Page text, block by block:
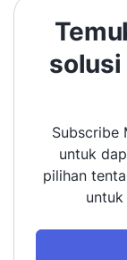
solusi
Subscribe
untuk
pilihan